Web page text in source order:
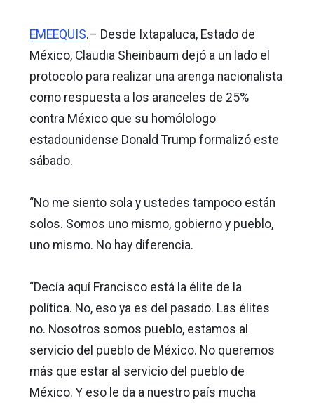
EMEEQUIS.– Desde Ixtapaluca, Estado de
México, Claudia Sheinbaum dejó a un lado el
protocolo para realizar una arenga nacionalista
como respuesta a los aranceles de 25%
contra México que su homólologo
estadounidense Donald Trump formalizó este
sábado.
“No me siento sola y ustedes tampoco están
solos. Somos uno mismo, gobierno y pueblo,
uno mismo. No hay diferencia.
“Decía aquí Francisco está la élite de la
política. No, eso ya es del pasado. Las élites
no. Nosotros somos pueblo, estamos al
servicio del pueblo de México. No queremos
más que estar al servicio del pueblo de
México. Y eso le da a nuestro país mucha